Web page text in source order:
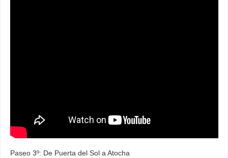
Paseo 3º: De Puerta del Sol a Atocha